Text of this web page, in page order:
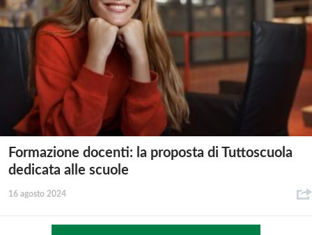
Formazione docenti: la proposta di Tuttoscuola
dedicata alle scuole
16 agosto 2024